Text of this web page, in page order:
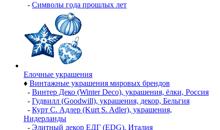
- Символы года прошлых лет
Елочные украшения
♦ Винтажные украшения мировых брендов
- Винтер Деко (Winter Deco), украшения, ёлки, Россия
- Гудвилл (Goodwill), украшения, декор, Бельгия
- Курт С. Адлер (Kurt S. Adler), украшения,
Нидерланды
- Элитный декор ЕДГ (EDG), Италия